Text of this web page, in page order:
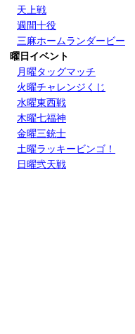
天上戦
週間十役
三麻ホームランダービー
曜日イベント
月曜タッグマッチ
火曜チャレンジくじ
水曜東西戦
木曜七福神
金曜三銃士
土曜ラッキービンゴ！
日曜弐天戦